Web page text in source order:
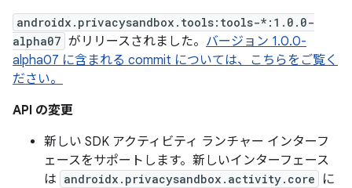
androidx.privacysandbox.tools:tools-*:1.0.0-
alpha07 がリリースされました。 バージョン 1.0.0-
alpha07 に含まれる commit については、こちらをご覧く
ださい。
API の変更
新しい SDK アクティビティ ランチャー インターフ
ェースをサポートします。新しいインターフェース
は androidx.privacysandbox.activity.core
に